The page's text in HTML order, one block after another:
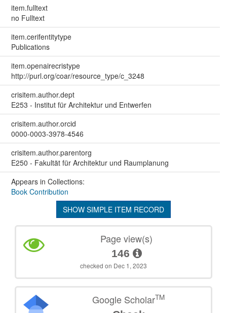
item.fulltext
no Fulltext
item.cerifentitytype
Publications
item.openairecristype
http://purl.org/coar/resource_type/c_3248
crisitem.author.dept
E253 - Institut für Architektur und Entwerfen
crisitem.author.orcid
0000-0003-3978-4546
crisitem.author.parentorg
E250 - Fakultät für Architektur und Raumplanung
Appears in Collections:
Book Contribution
SHOW SIMPLE ITEM RECORD
Page view(s)
146
checked on Dec 1, 2023
Google ScholarTM